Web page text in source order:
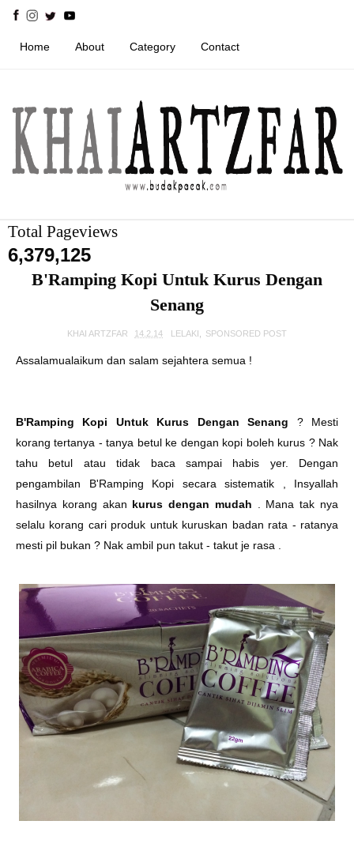
Home About Category Contact
Total Pageviews
6,379,125
B'Ramping Kopi Untuk Kurus Dengan
Senang
KHAI ARTZFAR 14.2.14 LELAKI SPONSORED POST
Assalamualaikum dan salam sejahtera semua !
B'Ramping Kopi Untuk Kurus Dengan Senang ? Mesti
korang tertanya - tanya betul ke dengan kopi boleh kurus ? Nak
tahu betul atau tidak baca sampai habis yer. Dengan
pengambilan B'Ramping Kopi secara sistematik , Insyallah
hasilnya korang akan kurus dengan mudah . Mana tak nya
selalu korang cari produk untuk kuruskan badan rata - ratanya
mesti pil bukan ? Nak ambil pun takut - takut je rasa .